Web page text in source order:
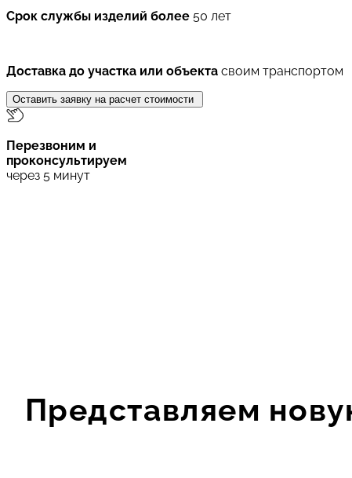
Срок службы изделий более 50 лет
Доставка до участка или объекта своим транспортом
Оставить заявку на расчет стоимости
Перезвоним и
проконсультируем
через 5 минут
Представляем